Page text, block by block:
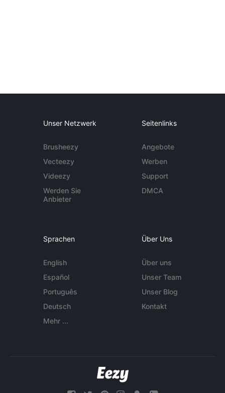
Unser Netzwerk
Brusheezy
Vecteezy
Videezy
Werden Sie
Anbieter
Seitenlinks
Angebote
Werben
Support
DMCA
Sprachen
English
Español
Português
Deutsch
Mehr ...
Über Uns
Über uns
Unser Team
Unser Blog
Kontakt